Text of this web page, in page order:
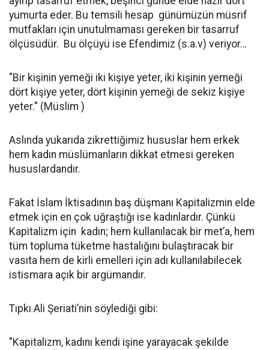
yumurta eder. Bu temsili hesap günümüzün müsrif
mutfakları için unutulmaması gereken bir tasarruf
ölçüsüdür. Bu ölçüyü ise Efendimiz (s.a.v) veriyor…
"Bir kişinin yemeği iki kişiye yeter, iki kişinin yemeği
dört kişiye yeter, dört kişinin yemeği de sekiz kişiye
yeter." (Müslim )
Aslında yukarıda zikrettiğimiz hususlar hem erkek
hem kadın müslümanların dikkat etmesi gereken
hususlardandır.
Fakat İslam İktisadının baş düşmanı Kapitalizmin elde
etmek için en çok uğraştığı ise kadınlardır. Çünkü
Kapitalizm için kadın; hem kullanılacak bir met’a, hem
tüm topluma tüketme hastalığını bulaştıracak bir
vasıta hem de kirli emelleri için adı kullanılabilecek
istismara açık bir argümandır.
Tıpkı Ali Şeriati’nin söylediği gibi:
"Kapitalizm, kadını kendi işine yarayacak şekilde